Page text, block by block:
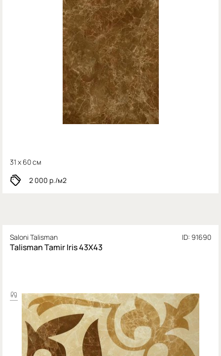
31 x 60 см
2 000 р./м2
Saloni Talisman ID: 91690
Talisman Tamir Iris 43X43